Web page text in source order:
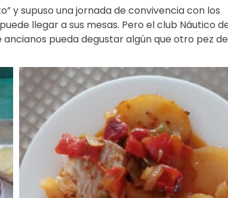
y supuso una jornada de convivencia con los
llegar a sus mesas. Pero el club Náutico
pueda degustar algún que otro pez